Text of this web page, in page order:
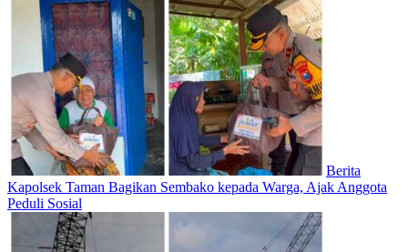
Berita
Kapolsek Taman Bagikan Sembako kepada Warga, Ajak Anggota
Peduli Sosial